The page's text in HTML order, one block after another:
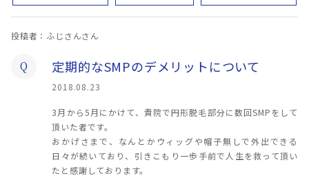
投稿者：ふじさんさん
Q 定期的なSMPのデメリットについて
2018.08.23
3月から5月にかけて、貴院で円形脱毛部分に数回SMPをして
頂いた者です。
おかげさまで、なんとかウィッグや帽子無しで外出できる
日々が続いており、引きこもり一歩手前で人生を救って頂い
たと感謝しております。